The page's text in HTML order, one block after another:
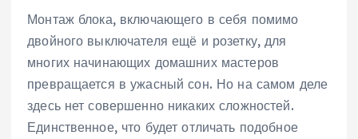
Монтаж блока, включающего в себя помимо
двойного выключателя ещё и розетку, для
многих начинающих домашних мастеров
превращается в ужасный сон. Но на самом деле
здесь нет совершенно никаких сложностей.
Единственное, что будет отличать подобное